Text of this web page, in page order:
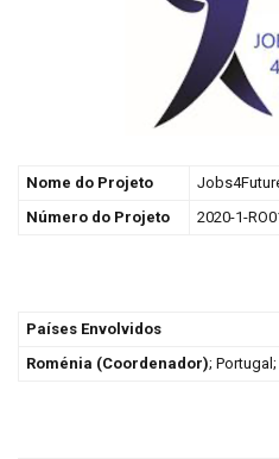
Nome do Projeto
Número do Projeto
2020-1-
Países Envolvidos
Roménia (Coordenador);